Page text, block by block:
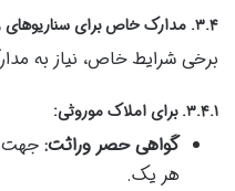
۳.۴. مدارک خاص برای سناریوهای ویژه
برخی شرایط خاص، نیاز به
۳.۴.۱. برای املاک موروثی:
گواهی حصر وراثت: جهت
هر یک.